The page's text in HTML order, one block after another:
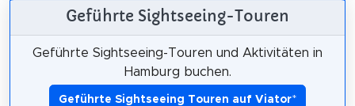
Geführte Sightseeing-Touren
Geführte Sightseeing-Touren und Aktivitäten in
Hamburg buchen.
Geführte Sightseeing Touren auf Viator*